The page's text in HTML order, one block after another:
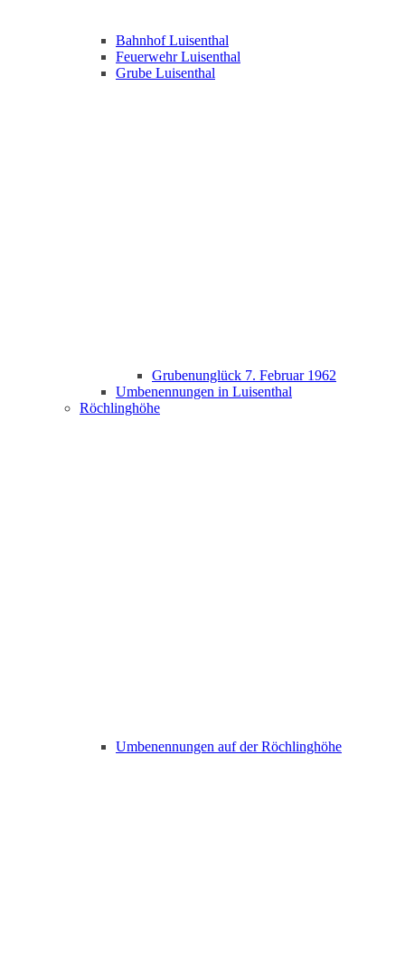
Bahnhof Luisenthal
Feuerwehr Luisenthal
Grube Luisenthal
Grubenunglück 7. Februar 1962
Umbenennungen in Luisenthal
Röchlinghöhe
Umbenennungen auf der Röchlinghöhe